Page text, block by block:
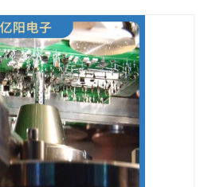
TR5001
XS全自动高速贴片机